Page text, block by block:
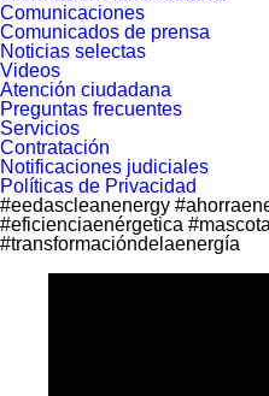
Comunicaciones
Comunicados de prensa
Noticias selectas
Videos
Atención ciudadana
Preguntas frecuentes
Servicios
Contratación
Notificaciones judiciales
Políticas de Privacidad
#eedascleanenergy
#eficienciaenérgetica
#transformacióndelaenergía